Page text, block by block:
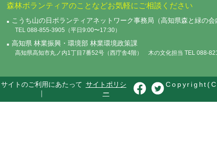
森林ボランティアのことなどお気軽にご相談ください
こうち山の日ボランティアネットワーク事務局（高知県森と緑の会
TEL 088-855-3905（平日9:00〜17:30）
高知県 林業振興・環境部 林業環境政策課
高知県高知市丸ノ内1丁目7番52号（西庁舎4階） 木の文化担当 TEL 088-
サイトのご利用にあたって
｜
サイトポリシ
ー